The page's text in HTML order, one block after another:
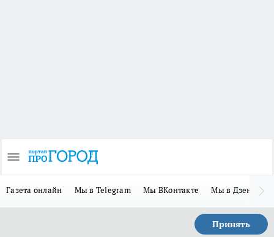
Газета онлайн Мы в Telegram Мы ВКонтакте Мы в Дзене
Принять